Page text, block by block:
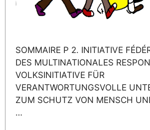
SOMMAIRE P 2. INITIATIVE
DES MULTINATIONALES
VOLKSINITIATIVE FÜR
VERANTWORTUNGSVOLLE
ZUM SCHUTZ VON MENSCH
…